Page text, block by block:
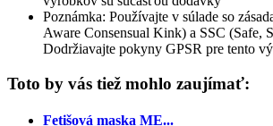
Poznámka: Používajte v súlade so
Aware Consensual Kink) a SSC (Safe,
Dodržiavajte pokyny GPSR pre tento
Toto by vás tiež mohlo zaujímať:
Fetišová maska ME...